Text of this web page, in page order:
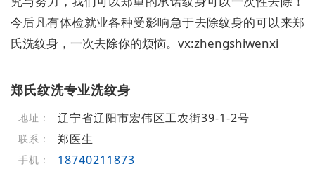
今后凡有体检就业各种受影响急于去除纹身的可以来郑
氏洗纹身，一次去除你的烦恼。vx:zhengshiwenxi
郑氏纹洗专业洗纹身
地址： 辽宁省辽阳市宏伟区工农街39-1-2号
联系： 郑医生
手机： 18740211873